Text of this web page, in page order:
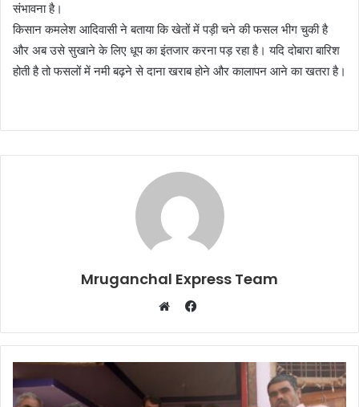
संभावना है।
किसान कमलेश आदिवासी ने बताया कि खेतों में पड़ी चने की फसल भीग चुकी है
और अब उसे सुखाने के लिए धूप का इंतजार करना पड़ रहा है। यदि दोबारा बारिश
होती है तो फसलों में नमी बढ़ने से दाना खराब होने और कालापन आने का खतरा है।
Mruganchal Express Team
Facebook